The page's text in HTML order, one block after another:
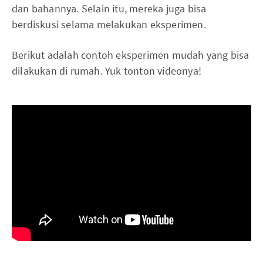
dan bahannya. Selain itu, mereka juga bisa
berdiskusi selama melakukan eksperimen.
Berikut adalah contoh eksperimen mudah yang bisa
dilakukan di rumah. Yuk tonton videonya!